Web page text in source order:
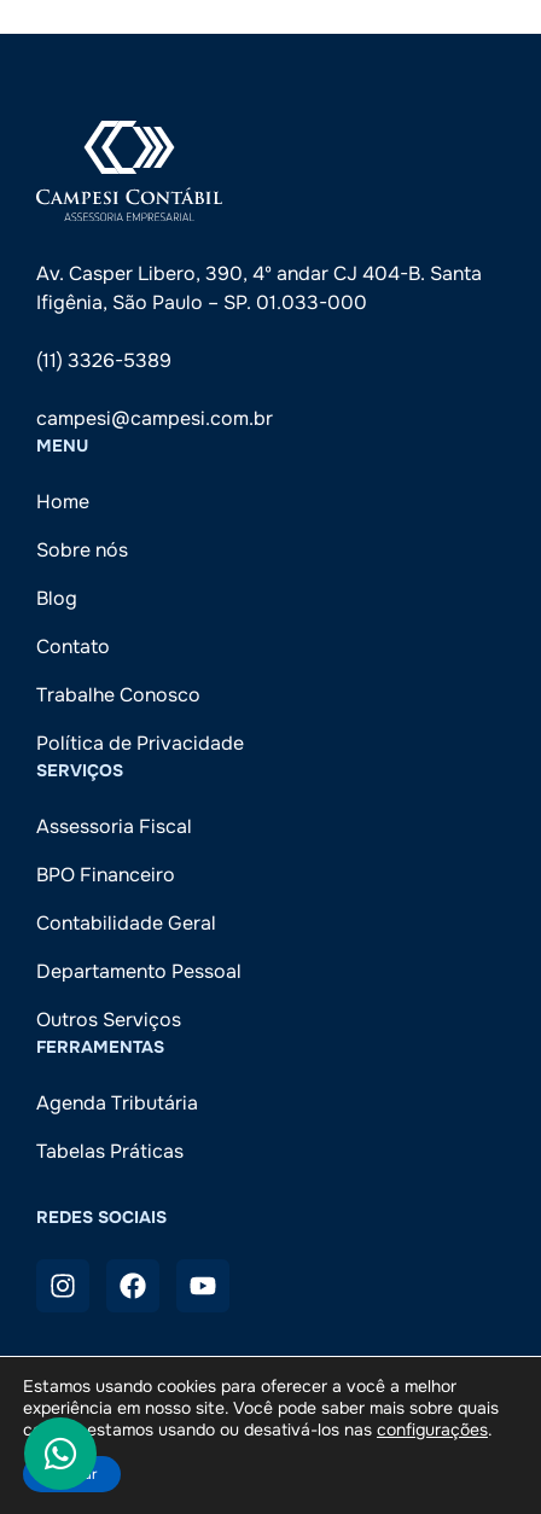
Av. Casper Libero, 390, 4º andar CJ 404-B. Santa
Ifigênia, São Paulo – SP. 01.033-000
(11) 3326-5389
campesi@campesi.com.br
MENU
Home
Sobre nós
Blog
Contato
Trabalhe Conosco
Política de Privacidade
SERVIÇOS
Assessoria Fiscal
BPO Financeiro
Contabilidade Geral
Departamento Pessoal
Outros Serviços
FERRAMENTAS
Agenda Tributária
Tabelas Práticas
REDES SOCIAIS
Campesi Contábil © 2025 — Todos os direitos reservados.
Desenvolvido por
Meu Marketing Contábil
Estamos usando cookies para oferecer a você a melhor
experiência em nosso site. Você pode saber mais sobre quais
cookies estamos usando ou desativá-los nas configurações.
Aceitar